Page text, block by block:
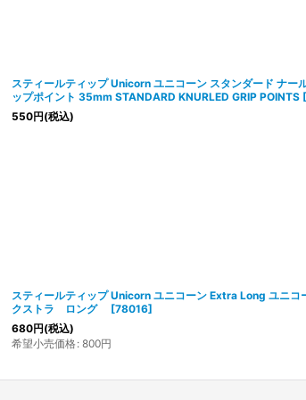
スティールティップ Unicorn ユニコーン スタンダード ナー
ップポイント 35mm STANDARD KNURLED GRIP POINTS
550円(税込)
スティールティップ Unicorn ユニコーン Extra Long ユニ
クストラ ロング
[78016]
680円(税込)
希望小売価格: 800円